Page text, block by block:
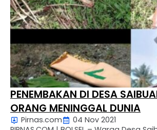
PENEMBAKAN DI DESA
ORANG MENINGGAL DUNIA
Pirnas.com
04 Nov 2021